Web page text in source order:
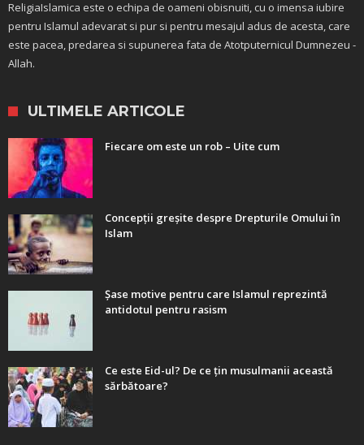
ReligiaIslamica este o echipa de oameni obisnuiti, cu o imensa iubire
pentru Islamul adevarat si pur si pentru mesajul adus de acesta, care
este pacea, predarea si supunerea fata de Atotputernicul Dumnezeu -
Allah.
ULTIMELE ARTICOLE
Fiecare om este un rob – Uite cum
Concepții greșite despre Drepturile Omului în
Islam
Șase motive pentru care Islamul reprezintă
antidotul pentru rasism
Ce este Eid-ul? De ce țin musulmanii această
sărbătoare?